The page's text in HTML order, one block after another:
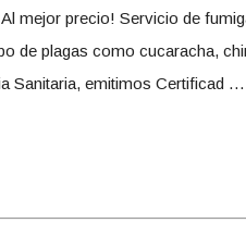
mejor precio! Servicio de
de plagas como cucaracha,
Sanitaria, emitimos Certificad …